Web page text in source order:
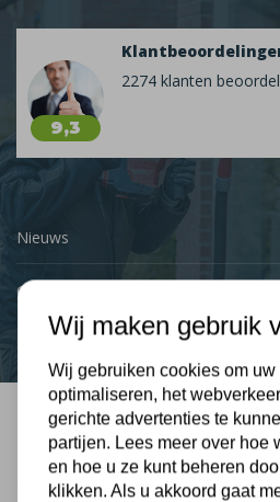
9,3
2274 klanten
Nieuws
Contact
Bel mij terug
Gratis, vrijblijvend advies
Wij maken gebruik
Wij gebruiken cookies om
optimaliseren, het
gerichte advertenties te
partijen. Lees meer over hoe
en hoe u ze kunt beheren
klikken. Als u akkoord gaat